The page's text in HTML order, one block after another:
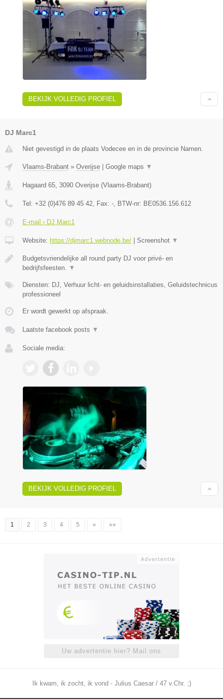
BEKIJK VOLLEDIG PROFIEL
DJ Marc1
Niet gevestigd in de plaats Vodecee en in de provincie Namen.
Vlaams-Brabant » Overijse Google maps ▼
Hagaard 65 3090 Overijse (Vlaams-Brabant)
Tel: +32 (0)476 89 45 42 , Fax: - , BTW-nr: BE0536.156.612
E-mail › DJ Marc1
Website: https://djmarc1.webnode.be/ Screenshot ▼
Budgetsvriendelijke all round party DJ voor privé- en
bedrijfsfeesten.
▼
Diensten: DJ, Verhuur licht- en geluidsinstallaties, Geluidstechnicus
professioneel
Er wordt gewerkt op afspraak.
Laatste facebook posts ▼
Sociale media:
BEKIJK VOLLEDIG PROFIEL
1 2 3 4 5 » »»
Uw advertentie hier? Mail ons
Ik kwam, ik zocht, ik vond - Julius Caesar / 47 v.Chr. ;)